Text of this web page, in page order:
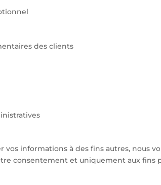
des clients
vos informations à des fins autres, nous
consentement et uniquement aux fins